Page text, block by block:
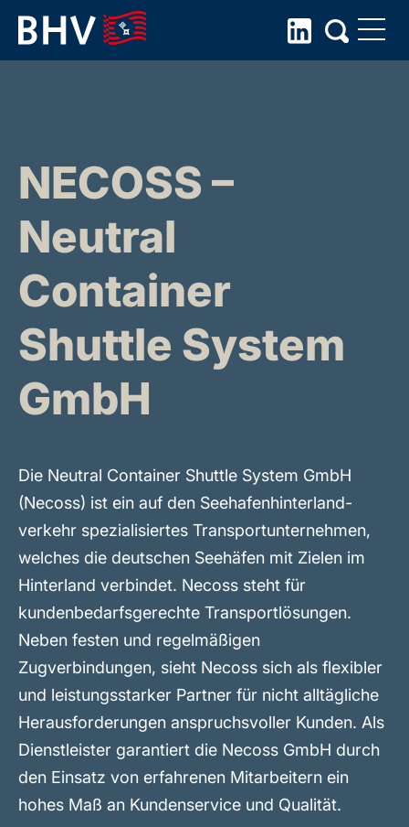
Skip
NECOSS –
Neutral
Container
Shuttle System
GmbH
Die Neutral Container Shuttle System GmbH
(Necoss) ist ein auf den Seehafenhinterland-
verkehr spezialisiertes Transportunternehmen,
welches die deutschen Seehäfen mit Zielen im
Hinterland verbindet. Necoss steht für
kundenbedarfsgerechte Transportlösungen.
Neben festen und regelmäßigen
Zugverbindungen, sieht Necoss sich als flexibler
und leistungsstarker Partner für nicht alltägliche
Herausforderungen anspruchsvoller Kunden. Als
Dienstleister garantiert die Necoss GmbH durch
den Einsatz von erfahrenen Mitarbeitern ein
hohes Maß an Kundenservice und Qualität.